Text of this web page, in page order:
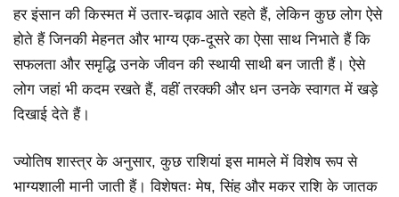
हर इंसान की किस्मत में उतार-चढ़ाव आते रहते हैं, लेकिन कुछ लोग ऐसे
होते हैं जिनकी मेहनत और भाग्य एक-दूसरे का ऐसा साथ निभाते हैं कि
सफलता और समृद्धि उनके जीवन की स्थायी साथी बन जाती हैं। ऐसे
लोग जहां भी कदम रखते हैं, वहीं तरक्की और धन उनके स्वागत में खड़े
दिखाई देते हैं।
ज्योतिष शास्त्र के अनुसार, कुछ राशियां इस मामले में विशेष रूप से
भाग्यशाली मानी जाती हैं। विशेषतः मेष, सिंह और मकर राशि के जातक